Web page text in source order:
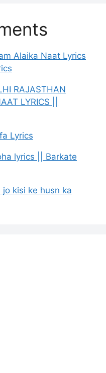
Alaika Naat Lyrics
RAJASTHAN
LYRICS ||
Lyrics
lyrics || Barkate
kisi ke husn ka